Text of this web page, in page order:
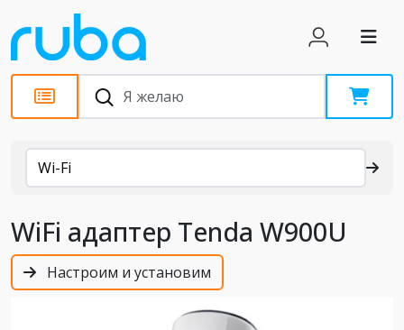
Каталог
Wi-Fi
WiFi адаптер Tenda W900U
Настроим и установим